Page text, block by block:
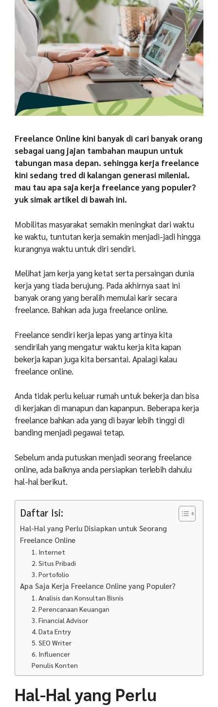
Freelance Online kini banyak di cari banyak orang
sebagai uang jajan tambahan maupun untuk
tabungan masa depan. sehingga kerja freelance
kini sedang tred di kalangan generasi milenial.
mau tau apa saja kerja freelance yang populer?
yuk simak artikel di bawah ini.
Mobilitas masyarakat semakin meningkat dari waktu
ke waktu, tuntutan kerja semakin menjadi-jadi hingga
kurangnya waktu untuk diri sendiri.
Melihat jam kerja yang ketat serta persaingan dunia
kerja yang tiada berujung. Pada akhirnya saat ini
banyak orang yang beralih memulai karir secara
freelance. Bahkan ada juga freelance online.
Freelance sendiri kerja lepas yang artinya kita
sendirilah yang mengatur waktu kerja kita kapan
bekerja kapan juga kita bersantai. Apalagi kalau
freelance online.
Anda tidak perlu keluar rumah untuk bekerja dan bisa
di kerjakan di manapun dan kapanpun. Beberapa kerja
freelance bahkan ada yang di bayar lebih tinggi di
banding menjadi pegawai tetap.
Sebelum anda putuskan menjadi seorang freelance
online, ada baiknya anda persiapkan terlebih dahulu
hal-hal berikut.
Daftar Isi:
Hal-Hal yang Perlu Disiapkan untuk Seorang
Freelance Online
1. Internet
2. Situs Pribadi
3. Portofolio
Apa Saja Kerja Freelance Online yang Populer?
1. Analisis dan Konsultan Bisnis
2. Perencanaan Keuangan
3. Financial Advisor
4. Data Entry
5. SEO Writer
6. Influencer
Penulis Konten
Hal-Hal yang Perlu